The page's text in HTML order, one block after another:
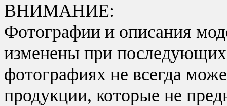
ВНИМАНИЕ:
Фотографии и описания
изменены при последующих
фотографиях не всегда
продукции, которые не